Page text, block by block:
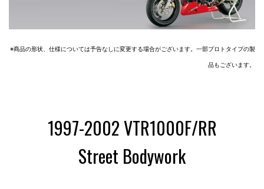
※商品の形状、仕様については予告なしに変更する場合がございます。一部プロトタイプの製
品もございます。
1997-2002 VTR1000F/RR
Street Bodywork